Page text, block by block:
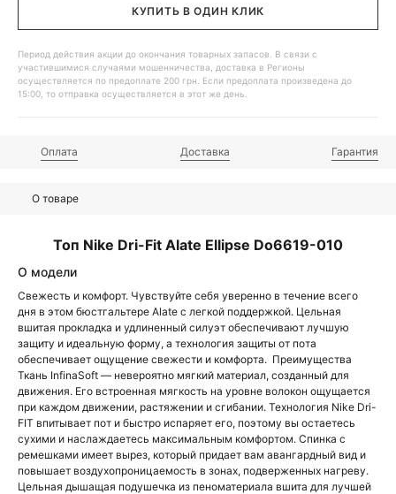
КУПИТЬ В ОДИН КЛИК
Период действия акции до окончания товарных запасов. В связи с
участившимися случаями мошенничества, доставка в Регионы
осуществляется по предоплате 200 грн. Если предоплата произведена до
15:00, то отправка осуществляется в этот же день.
Оплата Доставка Гарантия
О товаре
Топ Nike Dri-Fit Alate Ellipse Do6619-010
О модели
Свежесть и комфорт. Чувствуйте себя уверенно в течение всего
дня в этом бюстгальтере Alate с легкой поддержкой. Цельная
вшитая прокладка и удлиненный силуэт обеспечивают лучшую
защиту и идеальную форму, а технология защиты от пота
обеспечивает ощущение свежести и комфорта. Преимущества
Ткань InfinaSoft — невероятно мягкий материал, созданный для
движения. Его встроенная мягкость на уровне волокон ощущается
при каждом движении, растяжении и сгибании. Технология Nike Dri-
FIT впитывает пот и быстро испаряет его, поэтому вы остаетесь
сухими и наслаждаетесь максимальным комфортом. Спинка с
ремешками имеет вырез, который придает вам авангардный вид и
повышает воздухопроницаемость в зонах, подверженных нагреву.
Цельная дышащая подушечка из пеноматериала вшита для лучшей